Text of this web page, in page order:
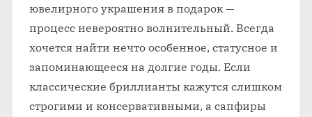
ювелирного украшения в подарок —
процесс невероятно волнительный. Всегда
хочется найти нечто особенное, статусное и
запоминающееся на долгие годы. Если
классические бриллианты кажутся слишком
строгими и консервативными, а сапфиры